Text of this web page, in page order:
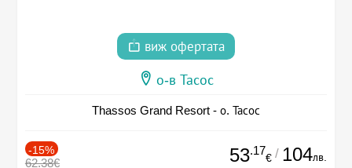
виж офертата
о-в Тасос
Thassos Grand Resort - о. Тасос
-15%
62.38€ 53.17
€ / 104лв.